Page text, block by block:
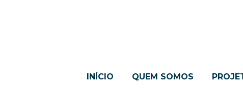
INÍCIO QUEM SOMOS